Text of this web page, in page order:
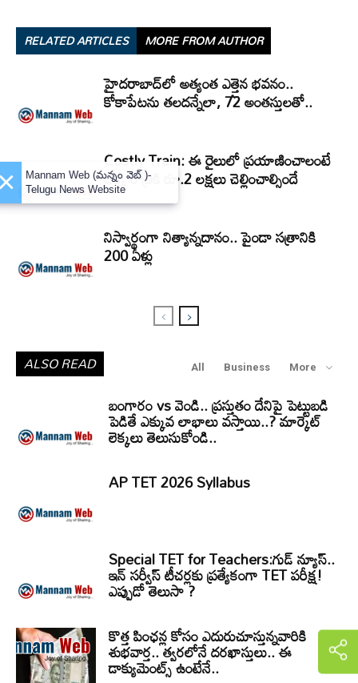
RELATED ARTICLES MORE FROM AUTHOR
హైదరాబాద్‌లో అత్యంత ఎత్తైన భవనం..
కోకాపేటను తలదన్నేలా, 72 అంతస్తులతో..
Costly Train: ఈ రైలులో ప్రయాణించాలంటే
ఒక్క రాత్రికి రూ.2 లక్షలు చెల్లించాల్సిందే
నిస్వార్థంగా నిత్యాన్నదానం.. పైండా సత్రానికి
200 ఏళ్లు
ALSO READ All Business More
బంగారం vs వెండి.. ప్రస్తుతం దేనిపై పెట్టుబడి
పెడితే ఎక్కువ లాభాలు వస్తాయి..? మార్కెట్
లెక్కలు తెలుసుకోండి..
AP TET 2026 Syllabus
Special TET for Teachers:గుడ్ న్యూస్..
ఇన్ సర్వీస్ టీచర్లకు ప్రత్యేకంగా TET పరీక్ష!
ఎప్పుడో తెలుసా ?
కొత్త పింఛన్ల కోసం ఎదురుచూస్తున్నవారికి
శుభవార్త.. త్వరలోనే దరఖాస్తులు.. ఈ
డాక్యుమెంట్స్ ఉంటేనే..
×
Mannam Web (మన్నం వెబ్ )-
Telugu News Website